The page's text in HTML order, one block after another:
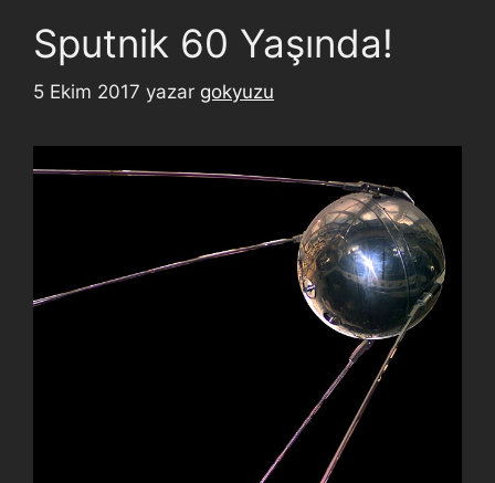
Sputnik 60 Yaşında!
5 Ekim 2017 yazar gokyuzu